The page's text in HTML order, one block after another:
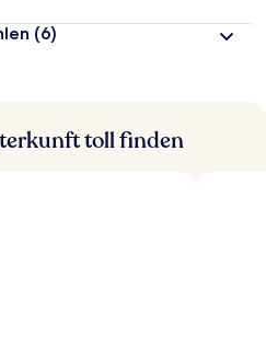
(6)
toll finden